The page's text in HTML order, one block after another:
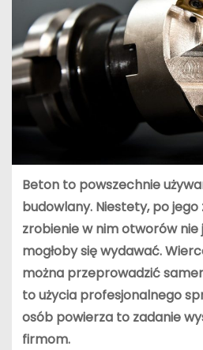
Beton to powszechnie
budowlany. Niestety, po jego
zrobienie w nim otworów nie
mogłoby się wydawać.
można przeprowadzić
to użycia profesjonalnego
osób powierza to zadanie
firmom.